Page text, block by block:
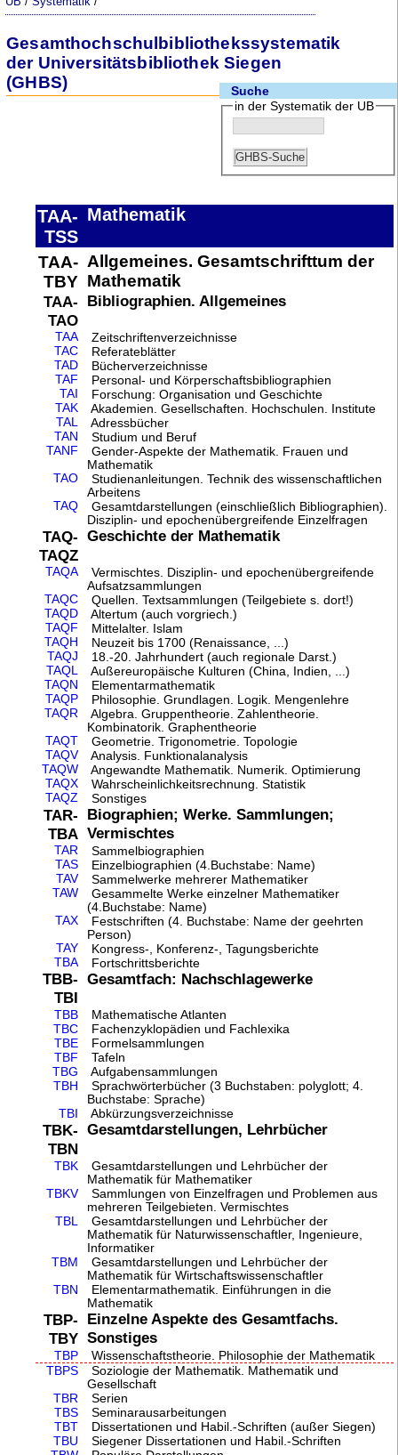
Gesamthochschulbibliothekssystematik
der Universitätsbibliothek Siegen
(GHBS)
Suche
in der Systematik der UB
TAA-
TSS
Mathematik
TAA-
TBY
Allgemeines. Gesamtschrifttum der
Mathematik
TAA-
TAO
Bibliographien. Allgemeines
TAA
Zeitschriftenverzeichnisse
TAC
Referateblätter
TAD
Bücherverzeichnisse
TAF
Personal- und Körperschaftsbibliographien
TAI
Forschung: Organisation und Geschichte
TAK
Akademien. Gesellschaften. Hochschulen. Institute
TAL
Adressbücher
TAN
Studium und Beruf
TANF
Gender-Aspekte der Mathematik. Frauen und
Mathematik
TAO
Studienanleitungen. Technik des wissenschaftlichen
Arbeitens
TAQ
Gesamtdarstellungen (einschließlich Bibliographien).
Disziplin- und epochenübergreifende Einzelfragen
TAQ-
TAQZ
Geschichte der Mathematik
TAQA
Vermischtes. Disziplin- und epochenübergreifende
Aufsatzsammlungen
TAQC
Quellen. Textsammlungen (Teilgebiete s. dort!)
TAQD
Altertum (auch vorgriech.)
TAQF
Mittelalter. Islam
TAQH
Neuzeit bis 1700 (Renaissance, ...)
TAQJ
18.-20. Jahrhundert (auch regionale Darst.)
TAQL
Außereuropäische Kulturen (China, Indien, ...)
TAQN
Elementarmathematik
TAQP
Philosophie. Grundlagen. Logik. Mengenlehre
TAQR
Algebra. Gruppentheorie. Zahlentheorie.
Kombinatorik. Graphentheorie
TAQT
Geometrie. Trigonometrie. Topologie
TAQV
Analysis. Funktionalanalysis
TAQW
Angewandte Mathematik. Numerik. Optimierung
TAQX
Wahrscheinlichkeitsrechnung. Statistik
TAQZ
Sonstiges
TAR-
TBA
Biographien; Werke. Sammlungen;
Vermischtes
TAR
Sammelbiographien
TAS
Einzelbiographien (4.Buchstabe: Name)
TAV
Sammelwerke mehrerer Mathematiker
TAW
Gesammelte Werke einzelner Mathematiker
(4.Buchstabe: Name)
TAX
Festschriften (4. Buchstabe: Name der geehrten
Person)
TAY
Kongress-, Konferenz-, Tagungsberichte
TBA
Fortschrittsberichte
TBB-
TBI
Gesamtfach: Nachschlagewerke
TBB
Mathematische Atlanten
TBC
Fachenzyklopädien und Fachlexika
TBE
Formelsammlungen
TBF
Tafeln
TBG
Aufgabensammlungen
TBH
Sprachwörterbücher (3 Buchstaben: polyglott; 4.
Buchstabe: Sprache)
TBI
Abkürzungsverzeichnisse
TBK-
TBN
Gesamtdarstellungen, Lehrbücher
TBK
Gesamtdarstellungen und Lehrbücher der
Mathematik für Mathematiker
TBKV
Sammlungen von Einzelfragen und Problemen aus
mehreren Teilgebieten. Vermischtes
TBL
Gesamtdarstellungen und Lehrbücher der
Mathematik für Naturwissenschaftler, Ingenieure,
Informatiker
TBM
Gesamtdarstellungen und Lehrbücher der
Mathematik für Wirtschaftswissenschaftler
TBN
Elementarmathematik. Einführungen in die
Mathematik
TBP-
TBY
Einzelne Aspekte des Gesamtfachs.
Sonstiges
TBP
Wissenschaftstheorie. Philosophie der Mathematik
TBPS
Soziologie der Mathematik. Mathematik und
Gesellschaft
TBR
Serien
TBS
Seminarausarbeitungen
TBT
Dissertationen und Habil.-Schriften (außer Siegen)
TBU
Siegener Dissertationen und Habil.-Schriften